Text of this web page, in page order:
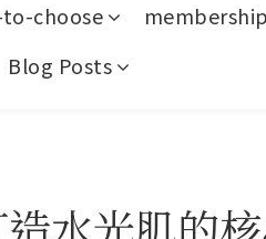
choose
Blog Posts